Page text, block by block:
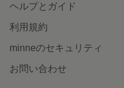
ヘルプとガイド
利用規約
minneのセキュリティ
お問い合わせ